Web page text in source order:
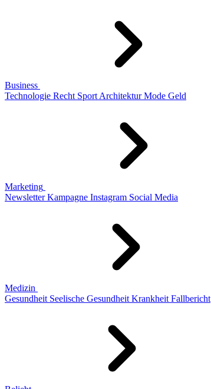
Business
Technologie Recht Sport Architektur Mode Geld
Marketing
Newsletter Kampagne Instagram Social Media
Medizin
Gesundheit Seelische Gesundheit Krankheit Fallbericht